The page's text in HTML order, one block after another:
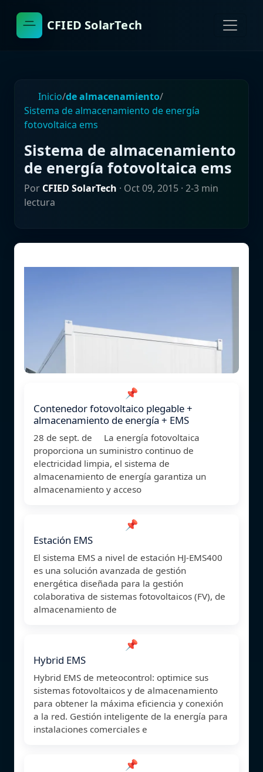
CFIED SolarTech
Inicio/de almacenamiento/
Sistema de almacenamiento de energía
fotovoltaica ems
Sistema de almacenamiento
de energía fotovoltaica ems
Por CFIED SolarTech · Oct 09, 2015 · 2-3 min
lectura
📌
Contenedor fotovoltaico plegable +
almacenamiento de energía + EMS
28 de sept. de La energía fotovoltaica
proporciona un suministro continuo de
electricidad limpia, el sistema de
almacenamiento de energía garantiza un
almacenamiento y acceso
📌
Estación EMS
El sistema EMS a nivel de estación HJ-EMS400
es una solución avanzada de gestión
energética diseñada para la gestión
colaborativa de sistemas fotovoltaicos (FV), de
almacenamiento de
📌
Hybrid EMS
Hybrid EMS de meteocontrol: optimice sus
sistemas fotovoltaicos y de almacenamiento
para obtener la máxima eficiencia y conexión
a la red. Gestión inteligente de la energía para
instalaciones comerciales e
📌